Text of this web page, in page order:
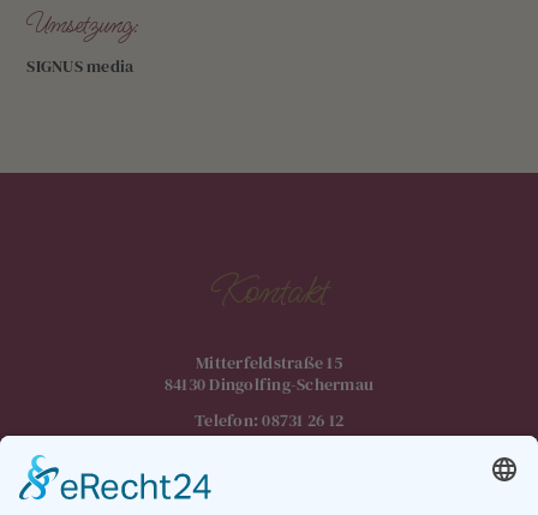
Umsetzung:
SIGNUS media
Kontakt
Mitterfeldstraße 15
84130 Dingolfing-Schermau
Telefon:08731 26 12